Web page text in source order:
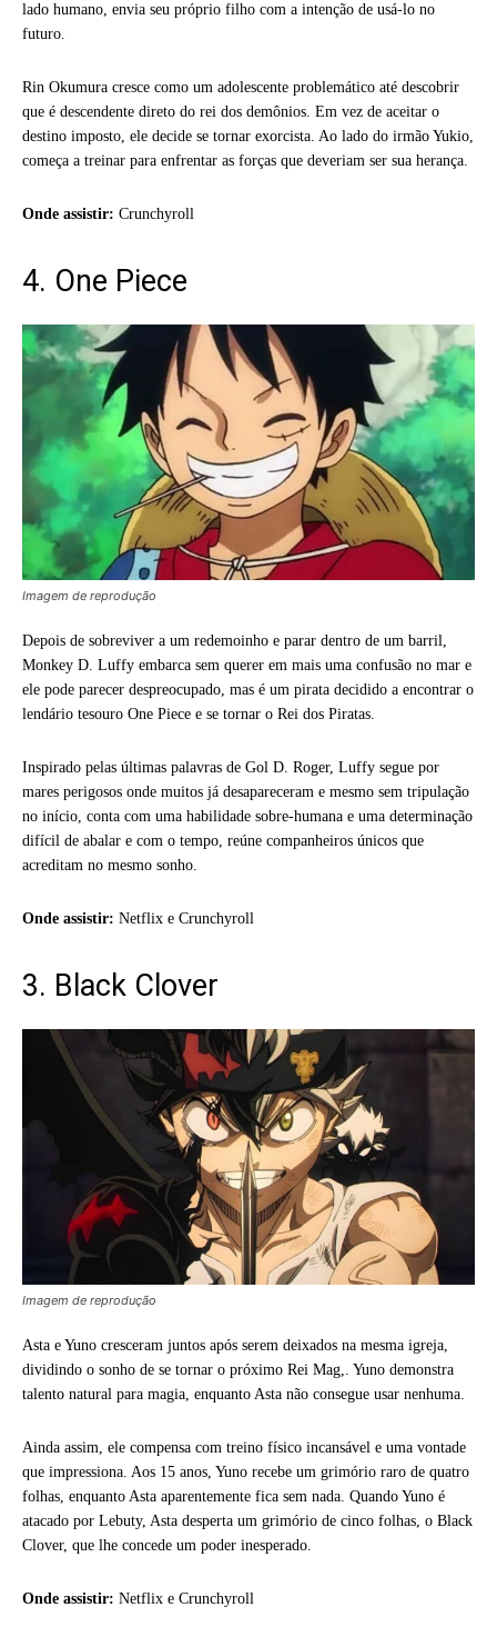
lado humano, envia seu próprio filho com a intenção de usá-lo no
futuro.
Rin Okumura cresce como um adolescente problemático até descobrir
que é descendente direto do rei dos demônios. Em vez de aceitar o
destino imposto, ele decide se tornar exorcista. Ao lado do irmão Yukio,
começa a treinar para enfrentar as forças que deveriam ser sua herança.
Onde assistir: Crunchyroll
4. One Piece
Imagem de reprodução
Depois de sobreviver a um redemoinho e parar dentro de um barril,
Monkey D. Luffy embarca sem querer em mais uma confusão no mar e
ele pode parecer despreocupado, mas é um pirata decidido a encontrar o
lendário tesouro One Piece e se tornar o Rei dos Piratas.
Inspirado pelas últimas palavras de Gol D. Roger, Luffy segue por
mares perigosos onde muitos já desapareceram e mesmo sem tripulação
no início, conta com uma habilidade sobre-humana e uma determinação
difícil de abalar e com o tempo, reúne companheiros únicos que
acreditam no mesmo sonho.
Onde assistir: Netflix e Crunchyroll
3. Black Clover
Imagem de reprodução
Asta e Yuno cresceram juntos após serem deixados na mesma igreja,
dividindo o sonho de se tornar o próximo Rei Mag,. Yuno demonstra
talento natural para magia, enquanto Asta não consegue usar nenhuma.
Ainda assim, ele compensa com treino físico incansável e uma vontade
que impressiona. Aos 15 anos, Yuno recebe um grimório raro de quatro
folhas, enquanto Asta aparentemente fica sem nada. Quando Yuno é
atacado por Lebuty, Asta desperta um grimório de cinco folhas, o Black
Clover, que lhe concede um poder inesperado.
Onde assistir: Netflix e Crunchyroll